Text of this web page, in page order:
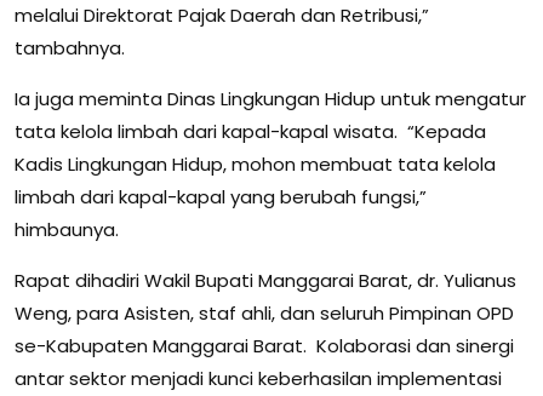
melalui Direktorat Pajak Daerah dan Retribusi,”
tambahnya.
Ia juga meminta Dinas Lingkungan Hidup untuk mengatur
tata kelola limbah dari kapal-kapal wisata. “Kepada
Kadis Lingkungan Hidup, mohon membuat tata kelola
limbah dari kapal-kapal yang berubah fungsi,”
himbaunya.
Rapat dihadiri Wakil Bupati Manggarai Barat, dr. Yulianus
Weng, para Asisten, staf ahli, dan seluruh Pimpinan OPD
se-Kabupaten Manggarai Barat. Kolaborasi dan sinergi
antar sektor menjadi kunci keberhasilan implementasi